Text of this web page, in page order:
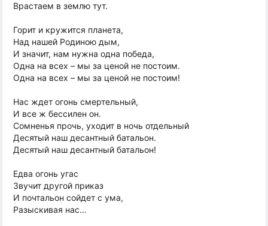
Врастаем в землю тут.
Горит и кружится планета,
Над нашей Родиною дым,
И значит, нам нужна одна победа,
Одна на всех – мы за ценой не постоим.
Одна на всех – мы за ценой не постоим!
Нас ждет огонь смертельный,
И все ж бессилен он.
Сомненья прочь, уходит в ночь отдельный
Десятый наш десантный батальон.
Десятый наш десантный батальон!
Едва огонь угас
Звучит другой приказ
И почтальон сойдет с ума,
Разыскивая нас…